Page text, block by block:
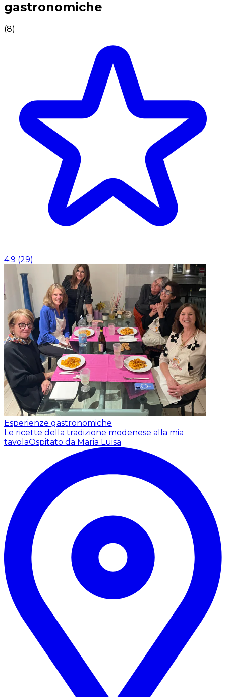
gastronomiche
(8)
4.9 (29)
Esperienze gastronomiche
Le ricette della tradizione modenese alla mia
tavolaOspitato da Maria Luisa